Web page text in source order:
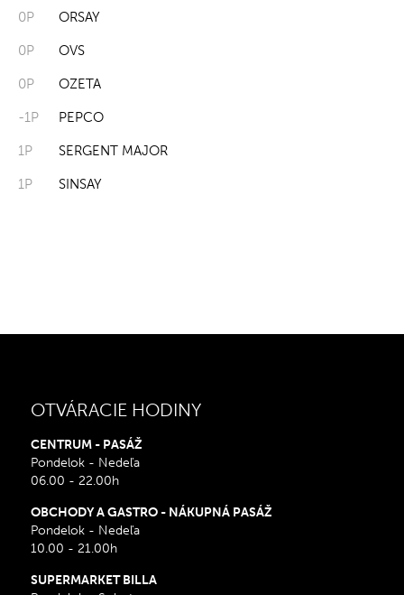
0P ORSAY
0P OVS
0P OZETA
-1P PEPCO
1P SERGENT MAJOR
1P SINSAY
OTVÁRACIE HODINY
CENTRUM - PASÁŽ
Pondelok - Nedeľa
06.00 - 22.00h
OBCHODY A GASTRO - NÁKUPNÁ PASÁŽ
Pondelok - Nedeľa
10.00 - 21.00h
SUPERMARKET BILLA